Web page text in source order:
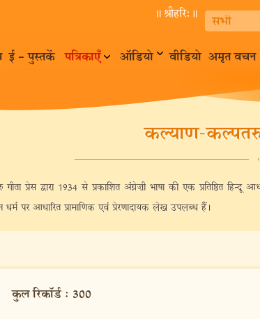
॥ श्रीहरि:॥
ई – पुस्तकें पत्रिकाएँ ऑडियो वीडियो अमृत वचन
कल्याण-कल्पतरु
प्रेस द्वारा 1934 से प्रकाशित अंग्रेज़ी भाषा की एक प्रतिष्ठित हिन्दू
धर्म पर आधारित प्रामाणिक एवं प्रेरणादायक लेख उपलब्ध हैं।
कुल रिकॉर्ड: 300